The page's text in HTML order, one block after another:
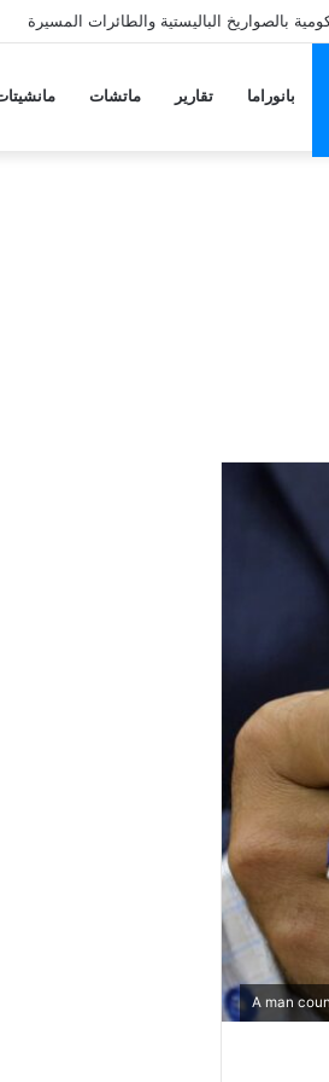
بالصواريخ الباليستية والطائرات المسيرة
بانوراما تقارير ماتشات